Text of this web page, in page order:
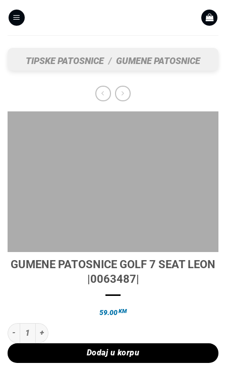
TIPSKE PATOSNICE / GUMENE PATOSNICE
GUMENE PATOSNICE GOLF 7 SEAT LEON
|0063487|
59.00KM
GUMENE PATOSNICE GOLF 7 SEAT LEON |0063487| količina
Dodaj u korpu